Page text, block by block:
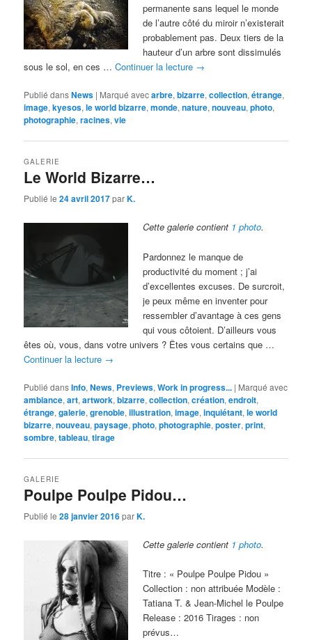
permanente sans lequel le monde
de l’autre côté du miroir n’existerait
probablement pas. Deux tiers de la
hauteur d’un arbre sont dissimulés
sous le sol, en ces …Continuer la lecture →
Publié dansNews | Marqué avecarbre,bizarre,collection,étrange,
image,kyesos,le world bizarre,monde,nature,nouveau,photo,
photographie,racines,vie
Le World Bizarre…
GALERIE
Publié le24 avril 2017parK.
Cette galerie contient 1 photo.
Pardonnez le manque de
productivité du moment ; j’ai
d’excellentes excuses. De surcroit,
je peux même en inventer pour
ressembler d’avantage à ces gens
qui vous côtoient. D’ailleurs vous
êtes où, vous, dans votre univers ? Êtes vous certains que …
Continuer la lecture →
Publié dansInfo,News, Previews,Work in progress... | Marqué avec
ambiance,art,artwork,bizarre,collection,création,endroit,
étrange,galerie,grenoble,illustration,image,inquiétant,le world
bizarre,nouveau,paysage,photo,photographie,poster,print,
sombre,tableau,tirage
Poulpe Poulpe Pidou…
GALERIE
Publié le28 janvier 2016parK.
Cette galerie contient 1 photo.
Titre : « Poulpe Poulpe Pidou »
Collection : non attribuée Modèle :
Tatiana T. & Jean-Michel le Poulpe
Release : 2016 Tirages : non
prévus…